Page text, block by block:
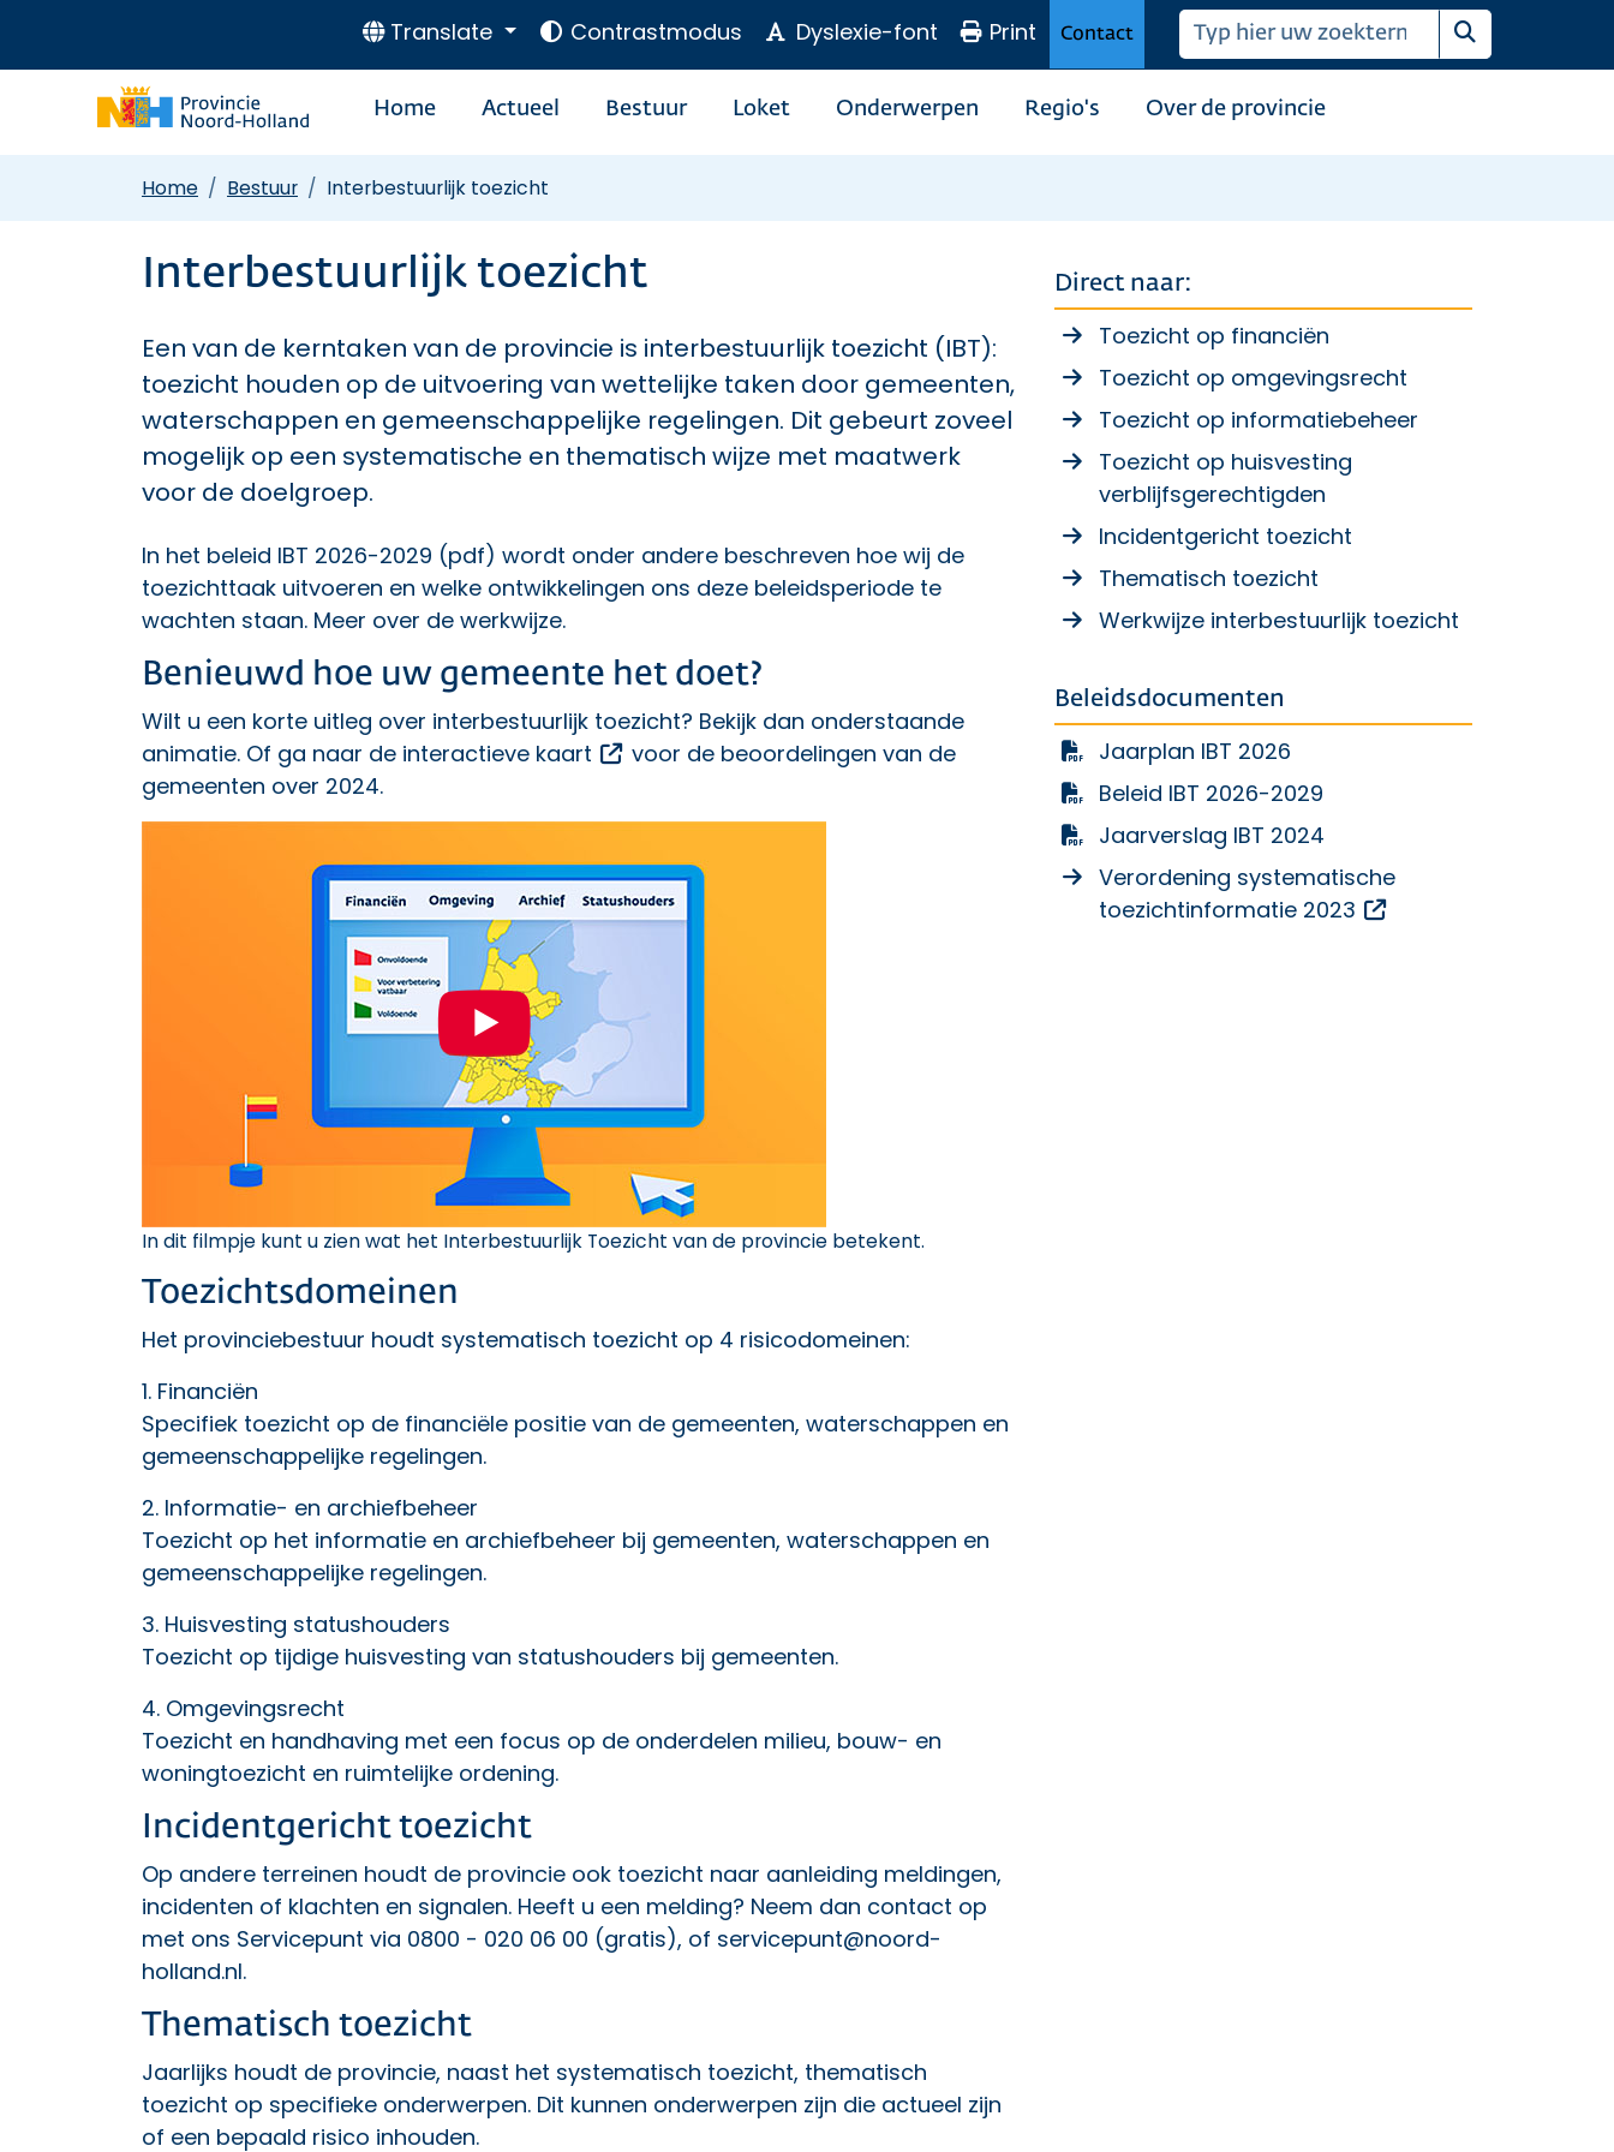
Translate Contrastmodus Dyslexie-font Print Contact
Zoeken
Home Actueel Bestuur Loket Onderwerpen Regio's Over de provincie
Home Bestuur Interbestuurlijk toezicht
Interbestuurlijk toezicht
Een van de kerntaken van de provincie is interbestuurlijk toezicht (IBT):
toezicht houden op de uitvoering van wettelijke taken door gemeenten,
waterschappen en gemeenschappelijke regelingen. Dit gebeurt zoveel
mogelijk op een systematische en thematisch wijze met maatwerk
voor de doelgroep.
In het beleid IBT 2026-2029 (pdf) wordt onder andere beschreven hoe wij de
toezichttaak uitvoeren en welke ontwikkelingen ons deze beleidsperiode te
wachten staan. Meer over de werkwijze.
Benieuwd hoe uw gemeente het doet?
Wilt u een korte uitleg over interbestuurlijk toezicht? Bekijk dan onderstaande
animatie. Of ga naar de interactieve kaart Opent een externe link
voor de beoordelingen van de
gemeenten over 2024.
In dit filmpje kunt u zien wat het Interbestuurlijk Toezicht van de provincie betekent.
Toezichtsdomeinen
Het provinciebestuur houdt systematisch toezicht op 4 risicodomeinen:
1. Financiën
Specifiek toezicht op de financiële positie van de gemeenten, waterschappen en
gemeenschappelijke regelingen.
2. Informatie- en archiefbeheer
Toezicht op het informatie en archiefbeheer bij gemeenten, waterschappen en
gemeenschappelijke regelingen.
3. Huisvesting statushouders
Toezicht op tijdige huisvesting van statushouders bij gemeenten.
4. Omgevingsrecht
Toezicht en handhaving met een focus op de onderdelen milieu, bouw- en
woningtoezicht en ruimtelijke ordening.
Incidentgericht toezicht
Op andere terreinen houdt de provincie ook toezicht naar aanleiding meldingen,
incidenten of klachten en signalen. Heeft u een melding? Neem dan contact op
met ons Servicepunt via 0800 - 020 06 00 (gratis), of servicepunt@noord-
holland.nl.
Thematisch toezicht
Jaarlijks houdt de provincie, naast het systematisch toezicht, thematisch
toezicht op specifieke onderwerpen. Dit kunnen onderwerpen zijn die actueel zijn
of een bepaald risico inhouden.
Direct naar:
Toezicht op financiën
Toezicht op omgevingsrecht
Toezicht op informatiebeheer
Toezicht op huisvesting
verblijfsgerechtigden
Incidentgericht toezicht
Thematisch toezicht
Werkwijze interbestuurlijk toezicht
Beleidsdocumenten
Jaarplan IBT 2026
Beleid IBT 2026-2029
Jaarverslag IBT 2024
Verordening systematische
toezichtinformatie 2023